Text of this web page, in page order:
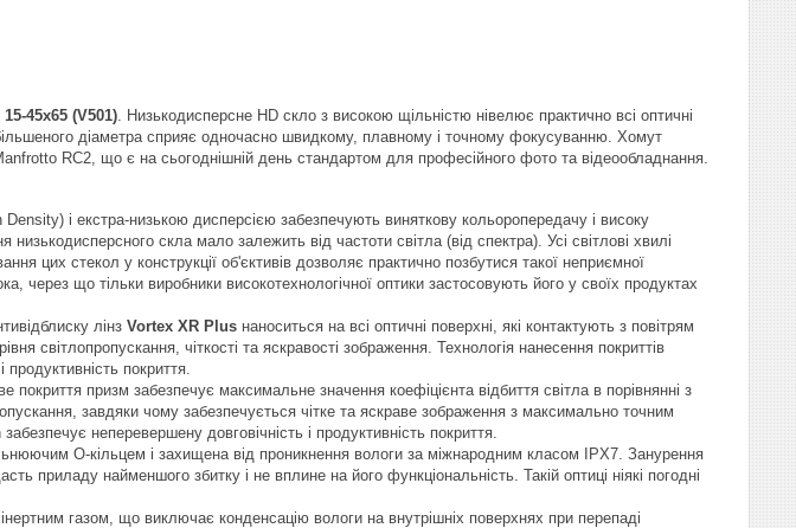
45x65 (V501). Низькодисперсне HD скло з високою щільністю нівелює практично всі оптичні
діаметра сприяє одночасно швидкому, плавному і точному фокусуванню. Хомут
RC2, що є на сьогоднішній день стандартом для професійного фото та відеообладнання.
і екстра-низькою дисперсією забезпечують виняткову кольоропередачу і високу
скла мало залежить від частоти світла (від спектра). Усі світлові хвилі
цих стекол у конструкції об'єктивів дозволяє практично позбутися такої неприємної
через що тільки виробники високотехнологічної оптики застосовують його у своїх продуктах
лінз Vortex XR Plus наноситься на всі оптичні поверхні, які контактують з повітрям
світлопропускання, чіткості та яскравості зображення. Технологія нанесення покриттів
продуктивність покриття.
покриття призм забезпечує максимальне значення коефіцієнта відбиття світла в порівнянні з
завдяки чому забезпечується чітке та яскраве зображення з максимально точним
неперевершену довговічність і продуктивність покриття.
О-кільцем і захищена від проникнення вологи за міжнародним класом IPX7. Занурення
приладу найменшого збитку і не вплине на його функціональність. Такій оптиці ніякі погодні
газом, що виключає конденсацію вологи на внутрішніх поверхнях при перепаді